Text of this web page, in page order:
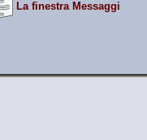
La finestra Messaggi